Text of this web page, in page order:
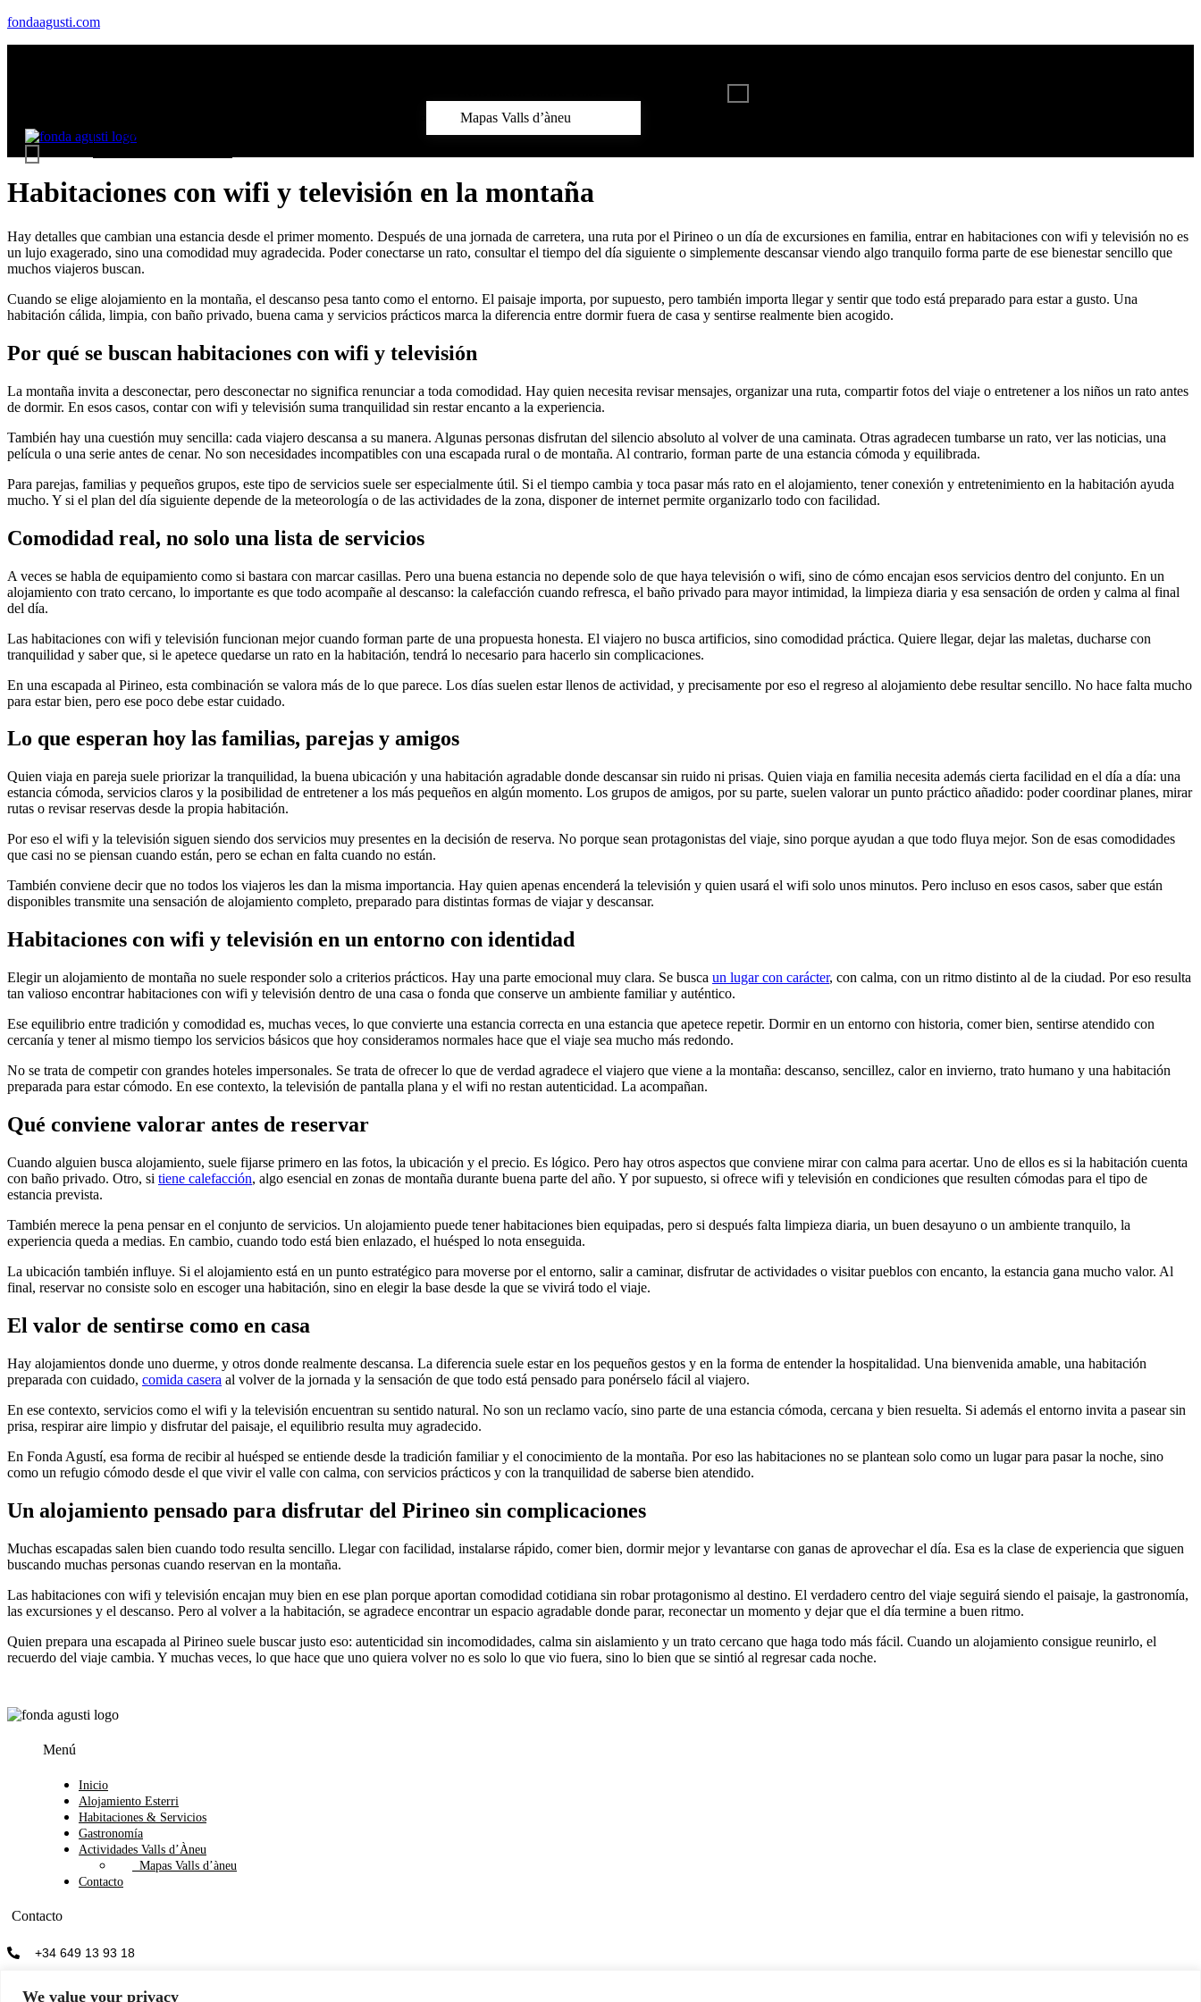
We value your privacy
fondaagusti.com
Mapas Valls d’àneu
Reserva Ahora
Habitaciones con wifi y televisión en la montaña
Hay detalles que cambian una estancia desde el primer momento. Después de una jornada de carretera, una ruta por el Pirineo o un día de excursiones en familia, entrar en habitaciones con wifi y televisión no es
un lujo exagerado, sino una comodidad muy agradecida. Poder conectarse un rato, consultar el tiempo del día siguiente o simplemente descansar viendo algo tranquilo forma parte de ese bienestar sencillo que
muchos viajeros buscan.
Cuando se elige alojamiento en la montaña, el descanso pesa tanto como el entorno. El paisaje importa, por supuesto, pero también importa llegar y sentir que todo está preparado para estar a gusto. Una
habitación cálida, limpia, con baño privado, buena cama y servicios prácticos marca la diferencia entre dormir fuera de casa y sentirse realmente bien acogido.
Por qué se buscan habitaciones con wifi y televisión
La montaña invita a desconectar, pero desconectar no significa renunciar a toda comodidad. Hay quien necesita revisar mensajes, organizar una ruta, compartir fotos del viaje o entretener a los niños un rato antes
de dormir. En esos casos, contar con wifi y televisión suma tranquilidad sin restar encanto a la experiencia.
También hay una cuestión muy sencilla: cada viajero descansa a su manera. Algunas personas disfrutan del silencio absoluto al volver de una caminata. Otras agradecen tumbarse un rato, ver las noticias, una
película o una serie antes de cenar. No son necesidades incompatibles con una escapada rural o de montaña. Al contrario, forman parte de una estancia cómoda y equilibrada.
Para parejas, familias y pequeños grupos, este tipo de servicios suele ser especialmente útil. Si el tiempo cambia y toca pasar más rato en el alojamiento, tener conexión y entretenimiento en la habitación ayuda
mucho. Y si el plan del día siguiente depende de la meteorología o de las actividades de la zona, disponer de internet permite organizarlo todo con facilidad.
Comodidad real, no solo una lista de servicios
A veces se habla de equipamiento como si bastara con marcar casillas. Pero una buena estancia no depende solo de que haya televisión o wifi, sino de cómo encajan esos servicios dentro del conjunto. En un
alojamiento con trato cercano, lo importante es que todo acompañe al descanso: la calefacción cuando refresca, el baño privado para mayor intimidad, la limpieza diaria y esa sensación de orden y calma al final
del día.
Las habitaciones con wifi y televisión funcionan mejor cuando forman parte de una propuesta honesta. El viajero no busca artificios, sino comodidad práctica. Quiere llegar, dejar las maletas, ducharse con
tranquilidad y saber que, si le apetece quedarse un rato en la habitación, tendrá lo necesario para hacerlo sin complicaciones.
En una escapada al Pirineo, esta combinación se valora más de lo que parece. Los días suelen estar llenos de actividad, y precisamente por eso el regreso al alojamiento debe resultar sencillo. No hace falta mucho
para estar bien, pero ese poco debe estar cuidado.
Lo que esperan hoy las familias, parejas y amigos
Quien viaja en pareja suele priorizar la tranquilidad, la buena ubicación y una habitación agradable donde descansar sin ruido ni prisas. Quien viaja en familia necesita además cierta facilidad en el día a día: una
estancia cómoda, servicios claros y la posibilidad de entretener a los más pequeños en algún momento. Los grupos de amigos, por su parte, suelen valorar un punto práctico añadido: poder coordinar planes, mirar
rutas o revisar reservas desde la propia habitación.
Por eso el wifi y la televisión siguen siendo dos servicios muy presentes en la decisión de reserva. No porque sean protagonistas del viaje, sino porque ayudan a que todo fluya mejor. Son de esas comodidades
que casi no se piensan cuando están, pero se echan en falta cuando no están.
También conviene decir que no todos los viajeros les dan la misma importancia. Hay quien apenas encenderá la televisión y quien usará el wifi solo unos minutos. Pero incluso en esos casos, saber que están
disponibles transmite una sensación de alojamiento completo, preparado para distintas formas de viajar y descansar.
Habitaciones con wifi y televisión en un entorno con identidad
Elegir un alojamiento de montaña no suele responder solo a criterios prácticos. Hay una parte emocional muy clara. Se busca un lugar con carácter, con calma, con un ritmo distinto al de la ciudad. Por eso resulta
tan valioso encontrar habitaciones con wifi y televisión dentro de una casa o fonda que conserve un ambiente familiar y auténtico.
Ese equilibrio entre tradición y comodidad es, muchas veces, lo que convierte una estancia correcta en una estancia que apetece repetir. Dormir en un entorno con historia, comer bien, sentirse atendido con
cercanía y tener al mismo tiempo los servicios básicos que hoy consideramos normales hace que el viaje sea mucho más redondo.
No se trata de competir con grandes hoteles impersonales. Se trata de ofrecer lo que de verdad agradece el viajero que viene a la montaña: descanso, sencillez, calor en invierno, trato humano y una habitación
preparada para estar cómodo. En ese contexto, la televisión de pantalla plana y el wifi no restan autenticidad. La acompañan.
Qué conviene valorar antes de reservar
Cuando alguien busca alojamiento, suele fijarse primero en las fotos, la ubicación y el precio. Es lógico. Pero hay otros aspectos que conviene mirar con calma para acertar. Uno de ellos es si la habitación cuenta
con baño privado. Otro, si tiene calefacción, algo esencial en zonas de montaña durante buena parte del año. Y por supuesto, si ofrece wifi y televisión en condiciones que resulten cómodas para el tipo de
estancia prevista.
También merece la pena pensar en el conjunto de servicios. Un alojamiento puede tener habitaciones bien equipadas, pero si después falta limpieza diaria, un buen desayuno o un ambiente tranquilo, la
experiencia queda a medias. En cambio, cuando todo está bien enlazado, el huésped lo nota enseguida.
La ubicación también influye. Si el alojamiento está en un punto estratégico para moverse por el entorno, salir a caminar, disfrutar de actividades o visitar pueblos con encanto, la estancia gana mucho valor. Al
final, reservar no consiste solo en escoger una habitación, sino en elegir la base desde la que se vivirá todo el viaje.
El valor de sentirse como en casa
Hay alojamientos donde uno duerme, y otros donde realmente descansa. La diferencia suele estar en los pequeños gestos y en la forma de entender la hospitalidad. Una bienvenida amable, una habitación
preparada con cuidado, comida casera al volver de la jornada y la sensación de que todo está pensado para ponérselo fácil al viajero.
En ese contexto, servicios como el wifi y la televisión encuentran su sentido natural. No son un reclamo vacío, sino parte de una estancia cómoda, cercana y bien resuelta. Si además el entorno invita a pasear sin
prisa, respirar aire limpio y disfrutar del paisaje, el equilibrio resulta muy agradecido.
En Fonda Agustí, esa forma de recibir al huésped se entiende desde la tradición familiar y el conocimiento de la montaña. Por eso las habitaciones no se plantean solo como un lugar para pasar la noche, sino
como un refugio cómodo desde el que vivir el valle con calma, con servicios prácticos y con la tranquilidad de saberse bien atendido.
Un alojamiento pensado para disfrutar del Pirineo sin complicaciones
Muchas escapadas salen bien cuando todo resulta sencillo. Llegar con facilidad, instalarse rápido, comer bien, dormir mejor y levantarse con ganas de aprovechar el día. Esa es la clase de experiencia que siguen
buscando muchas personas cuando reservan en la montaña.
Las habitaciones con wifi y televisión encajan muy bien en ese plan porque aportan comodidad cotidiana sin robar protagonismo al destino. El verdadero centro del viaje seguirá siendo el paisaje, la gastronomía,
las excursiones y el descanso. Pero al volver a la habitación, se agradece encontrar un espacio agradable donde parar, reconectar un momento y dejar que el día termine a buen ritmo.
Quien prepara una escapada al Pirineo suele buscar justo eso: autenticidad sin incomodidades, calma sin aislamiento y un trato cercano que haga todo más fácil. Cuando un alojamiento consigue reunirlo, el
recuerdo del viaje cambia. Y muchas veces, lo que hace que uno quiera volver no es solo lo que vio fuera, sino lo bien que se sintió al regresar cada noche.
Menú
Menu
Inicio
Alojamiento Esterri
Habitaciones & Servicios
Gastronomía
Actividades Valls d’Àneu
Mapas Valls d’àneu
Contacto
Contacto
+34 649 13 93 18